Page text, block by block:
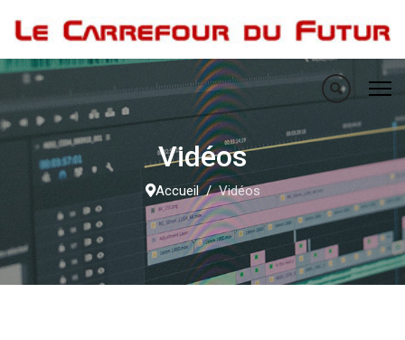
Vidéos
Accueil Vidéos